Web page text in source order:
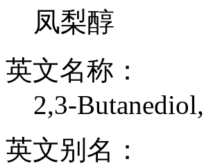
凤梨醇
英文名称：
2,3-
英文别名：